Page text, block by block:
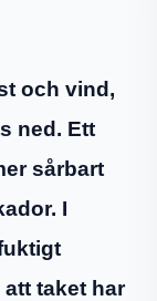
och vind,
ned. Ett
sårbart
I
taket har